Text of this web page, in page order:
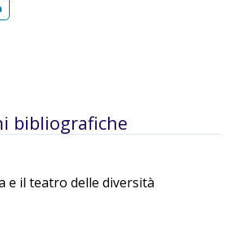
bibliografiche
e il teatro delle diversità